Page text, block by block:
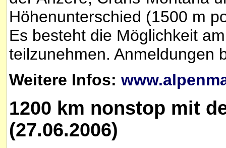
Höhenunterschied (1500 m
Es besteht die Möglichkeit
teilzunehmen. Anmeldungen
Weitere Infos:
1200 km nonstop mit
(27.06.2006)